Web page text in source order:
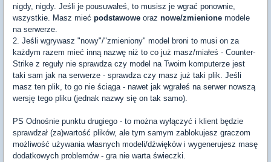
nigdy, nigdy. Jeśli je pousuwałeś, to musisz je wgrać ponownie,
wszystkie. Masz mieć podstawowe oraz nowe/zmienione modele
na serwerze.
2. Jeśli wgrywasz "nowy"/"zmieniony" model broni to musi on za
każdym razem mieć inną nazwę niż to co już masz/miałeś - Counter-
Strike z reguły nie sprawdza czy model na Twoim komputerze jest
taki sam jak na serwerze - sprawdza czy masz już taki plik. Jeśli
masz ten plik, to go nie ściąga - nawet jak wgrałeś na serwer nowszą
wersję tego pliku (jednak nazwy się on tak samo).
PS Odnośnie punktu drugiego - to można wyłączyć i klient będzie
sprawdzał (za)wartość plików, ale tym samym zablokujesz graczom
możliwość używania własnych modeli/dźwięków i wygenerujesz masę
dodatkowych problemów - gra nie warta świeczki.